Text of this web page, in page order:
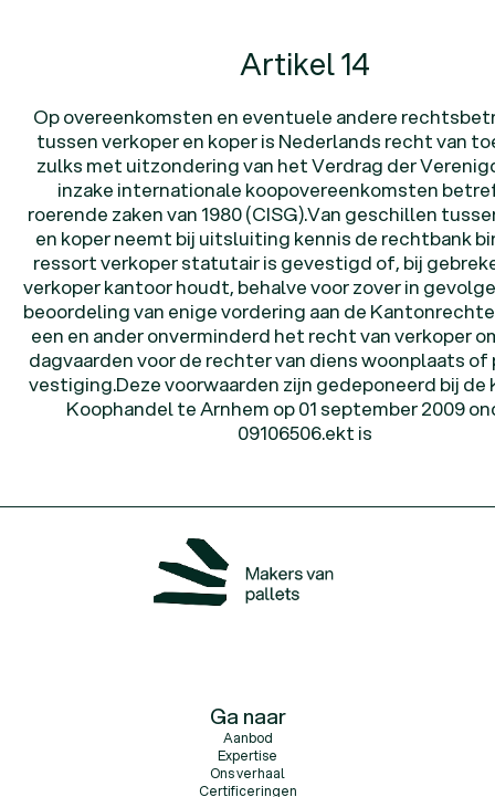
Artikel 14
Op overeenkomsten en eventuele andere
tussen verkoper en koper is Nederlands recht van
zulks met uitzondering van het Verdrag der
inzake internationale koopovereenkomsten
roerende zaken van 1980 (CISG).Van geschillen
en koper neemt bij uitsluiting kennis de rechtbank
ressort verkoper statutair is gevestigd of, bij
verkoper kantoor houdt, behalve voor zover in
beoordeling van enige vordering aan de
een en ander onverminderd het recht van verkoper
dagvaarden voor de rechter van diens woonplaats of
vestiging.Deze voorwaarden zijn gedeponeerd bij de
Koophandel te Arnhem op 01 september 2009
09106506.ekt is
Ga naar
Aanbod
Expertise
Ons verhaal
Certificeringen